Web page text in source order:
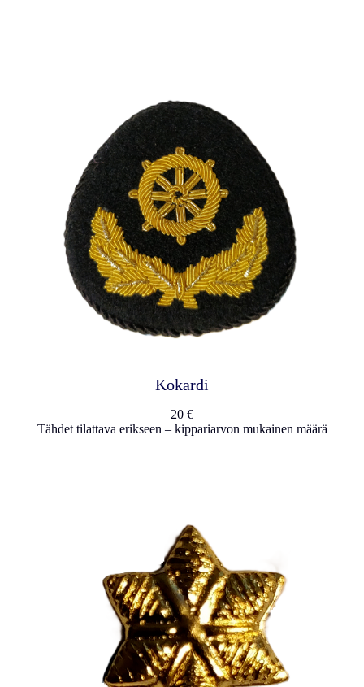
Kokardi
20 €
Tähdet tilattava erikseen – kippariarvon mukainen määrä